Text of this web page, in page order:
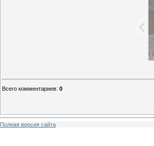
Всего комментариев: 0
Полная версия сайта